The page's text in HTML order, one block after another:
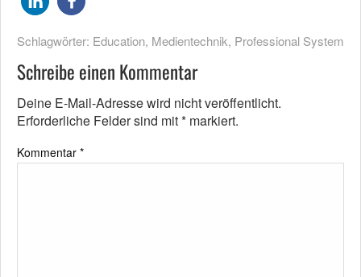
Schlagwörter: Education, Medientechnik, Professional System
Schreibe einen Kommentar
Deine E-Mail-Adresse wird nicht veröffentlicht.
Erforderliche Felder sind mit* markiert.
Kommentar *